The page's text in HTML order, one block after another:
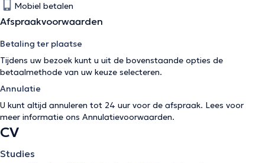
Mobiel betalen
Afspraakvoorwaarden
Betaling ter plaatse
Tijdens uw bezoek kunt u uit de bovenstaande opties de
betaalmethode van uw keuze selecteren.
Annulatie
U kunt altijd annuleren tot 24 uur voor de afspraak. Lees voor
meer informatie ons Annulatievoorwaarden.
CV
Studies